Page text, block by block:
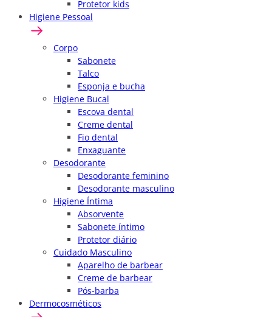
Protetor kids
Higiene Pessoal
Corpo
Sabonete
Talco
Esponja e bucha
Higiene Bucal
Escova dental
Creme dental
Fio dental
Enxaguante
Desodorante
Desodorante feminino
Desodorante masculino
Higiene Íntima
Absorvente
Sabonete íntimo
Protetor diário
Cuidado Masculino
Aparelho de barbear
Creme de barbear
Pós-barba
Dermocosméticos